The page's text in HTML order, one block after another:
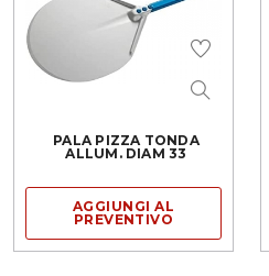
PALA PIZZA TONDA
ALLUM. DIAM 33
AGGIUNGI AL
PREVENTIVO